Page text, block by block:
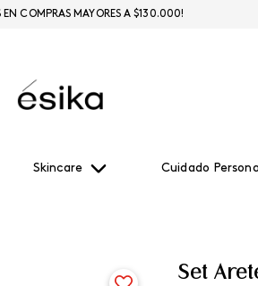
Skincare Cuidado
EN COMPRAS MAYORES A $130.000!
Set